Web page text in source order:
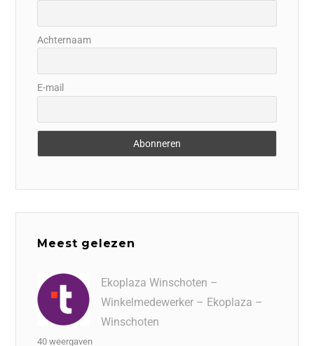
Achternaam
E-mail
Meest gelezen
Ekoplaza Winschoten –
Winkelmedewerker – Ekoplaza –
Winschoten
40 weergaven